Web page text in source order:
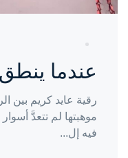
عندما
موهبتها لم تتعدَّ
فيه إل...